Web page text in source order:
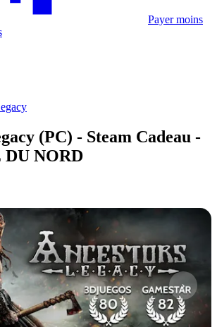
Payer moins
(PC) - Steam Cadeau -
NORD